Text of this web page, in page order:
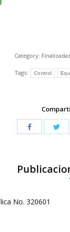
Category: Finalizadas
Tags: Control
No. 320601